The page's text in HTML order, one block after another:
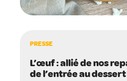
PRESSE
L’œuf : allié de nos
de l’entrée au dessert